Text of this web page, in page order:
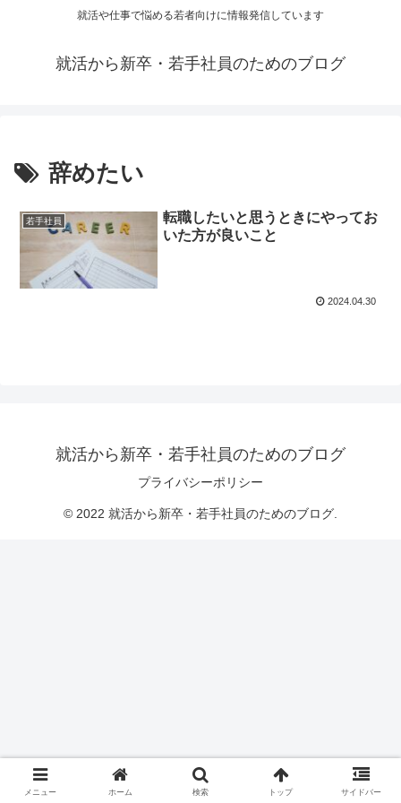
就活や仕事で悩める若者向けに情報発信しています
就活から新卒・若手社員のためのブログ
辞めたい
若手社員
転職したいと思うときにやってお
いた方が良いこと
2024.04.30
就活から新卒・若手社員のためのブログ
プライバシーポリシー
© 2022 就活から新卒・若手社員のためのブログ.
メニュー ホーム 検索 トップ サイドバー